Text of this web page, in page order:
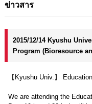
ข่าวสาร
2015/12/14 Kyushu
Program (Bioresource
【Kyushu Univ.】
We are attending the